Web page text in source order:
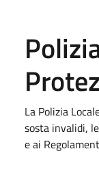
La Polizia
sosta invalidi,
e ai